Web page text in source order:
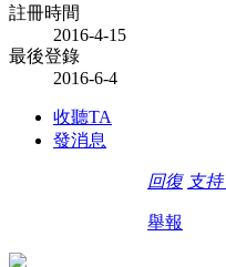
註冊時間
2016-4-15
最後登錄
2016-6-4
收聽TA
發消息
回復 支持
舉報